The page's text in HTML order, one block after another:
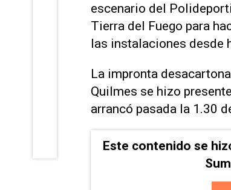
escenario del
Tierra del Fuego para
las instalaciones desde
La impronta
Quilmes se hizo
arrancó pasada la 1.30
Este contenido se